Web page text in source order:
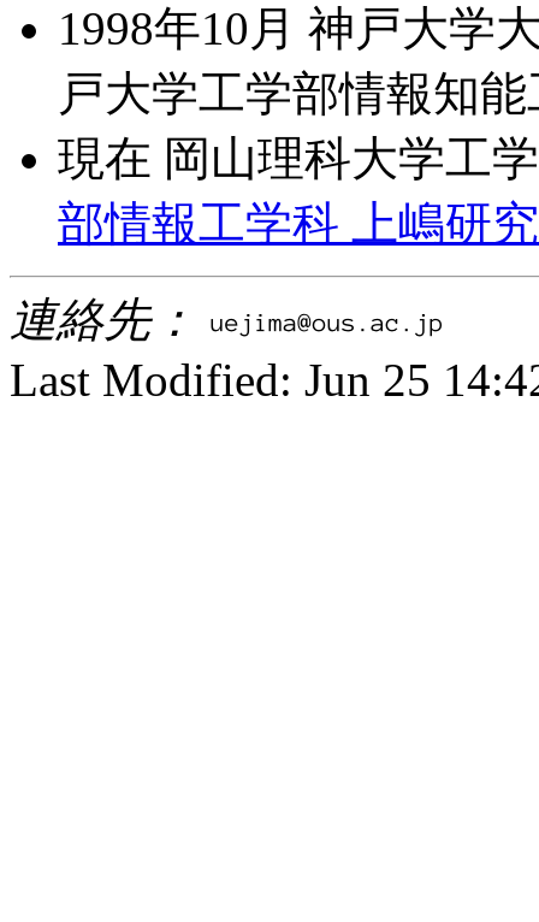
1998年10月 神戸大学
戸大学工学部情報知
現在 岡山理科大学工
部情報工学科 上嶋研
連絡先：
Last Modified: Jun 25